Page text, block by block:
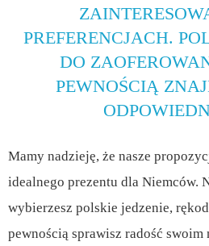
PREFERENCJACH.
DO
PEWNOŚCIĄ
Mamy nadzieję, że nasze
idealnego prezentu dla Niemców.
wybierzesz polskie jedzenie,
pewnością sprawisz radość swoim